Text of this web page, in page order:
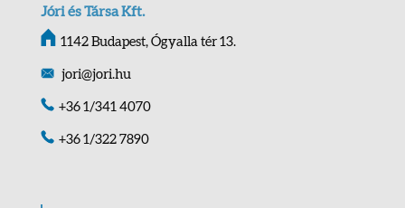
Jóri és Társa Kft.
1142 Budapest, Ógyalla tér 13.
jori@jori.hu
+36 1/341 4070
+36 1/322 7890